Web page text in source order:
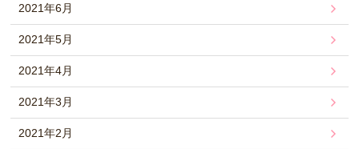
2021年6月
2021年5月
2021年4月
2021年3月
2021年2月